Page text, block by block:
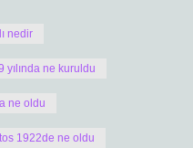
nedir
yılında ne kuruldu
ne oldu
1922de ne oldu